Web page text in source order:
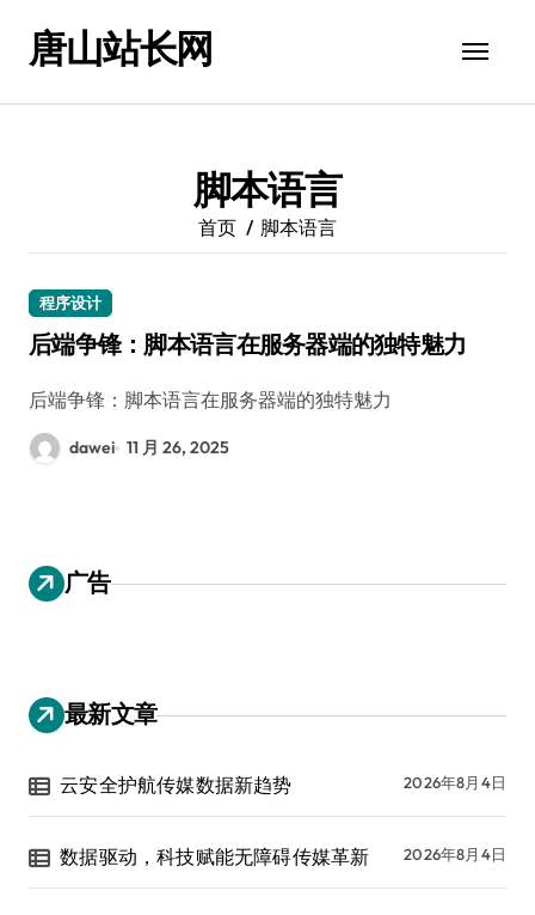
唐山站长网
脚本语言
首页 脚本语言
程序设计
后端争锋：脚本语言在服务器端的独特魅力
后端争锋：脚本语言在服务器端的独特魅力
dawei 11 月 26, 2025
广告
最新文章
云安全护航传媒数据新趋势 2026年8月4日
数据驱动，科技赋能无障碍传媒革新 2026年8月4日